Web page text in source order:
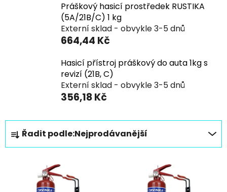
Práškový hasicí prostředek RUSTIKA
(5A/21B/C) 1 kg
Externí sklad - obvykle 3-5 dnů
664,44 Kč
Hasicí přístroj práškový do auta 1kg s
revizí (21B, C)
Externí sklad - obvykle 3-5 dnů
356,18 Kč
Ř
a
z
Řadit podle:Nejprodávanější